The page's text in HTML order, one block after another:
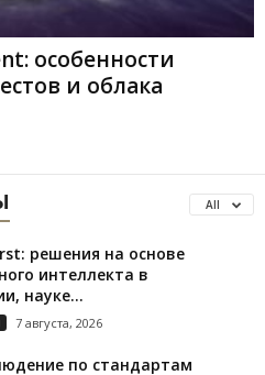
особенности
и облака
All
решения на основе
интеллекта в
науке...
7 августа, 2026
по стандартам